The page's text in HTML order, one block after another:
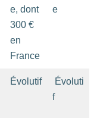
e, dont
300 €
en
France
e
Évolutif
Évoluti
f